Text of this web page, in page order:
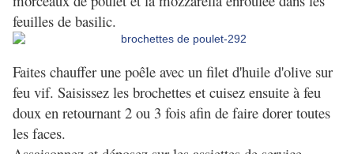
feuilles de basilic.
Faites chauffer une poêle avec un filet d'huile d'olive sur
feu vif. Saisissez les brochettes et cuisez ensuite à feu
doux en retournant 2 ou 3 fois afin de faire dorer toutes
les faces.